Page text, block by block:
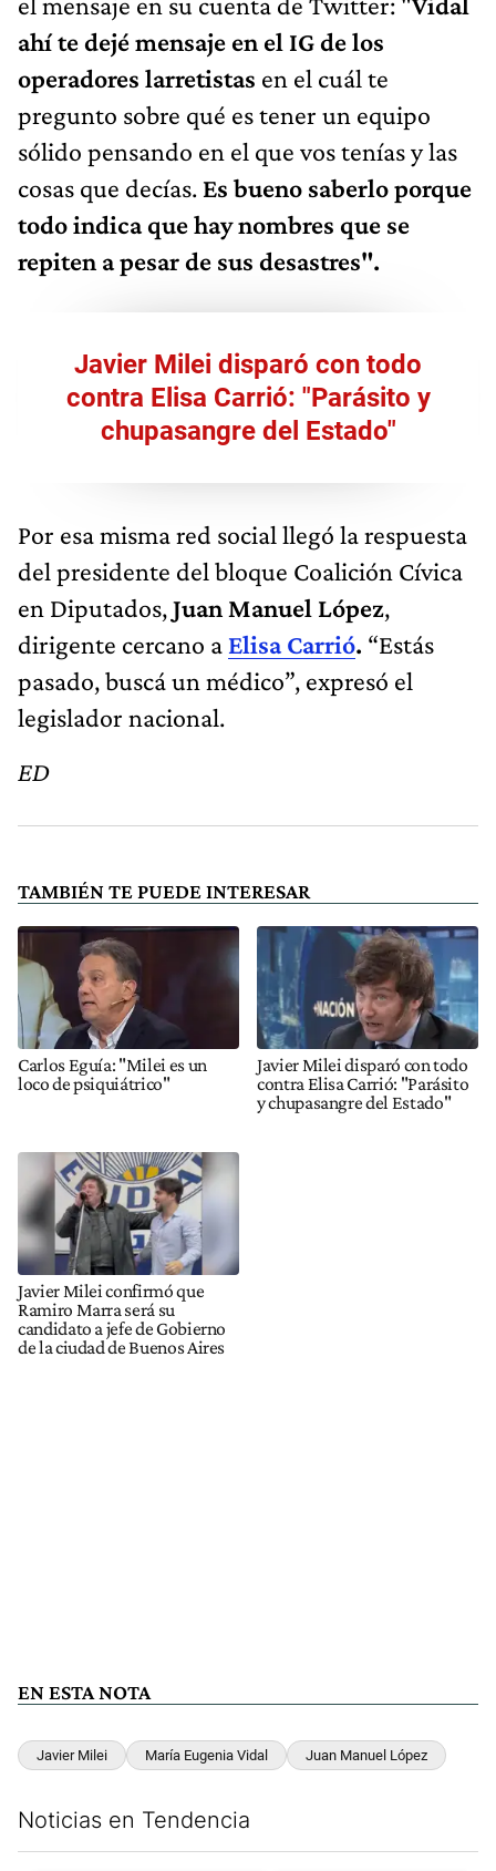
ahí te dejé mensaje en el IG de los
operadores larretistas en el cuál te
pregunto sobre qué es tener un equipo
sólido pensando en el que vos tenías y las
cosas que decías. Es bueno saberlo porque
todo indica que hay nombres que se
repiten a pesar de sus desastres".
Javier Milei disparó con todo
contra Elisa Carrió: "Parásito y
chupasangre del Estado"
Por esa misma red social llegó la respuesta
del presidente del bloque Coalición Cívica
en Diputados,Juan Manuel López,
dirigente cercano a Elisa Carrió. “Estás
pasado, buscá un médico”, expresó el
legislador nacional.
ED
TAMBIÉN TE PUEDE INTERESAR
Carlos Eguía: "Milei es un
loco de psiquiátrico"
Javier Milei disparó con todo
contra Elisa Carrió: "Parásito
y chupasangre del Estado"
Javier Milei confirmó que
Ramiro Marra será su
candidato a jefe de Gobierno
de la ciudad de Buenos Aires
EN ESTA NOTA
Javier Milei María Eugenia Vidal Juan Manuel López
Noticias en Tendencia